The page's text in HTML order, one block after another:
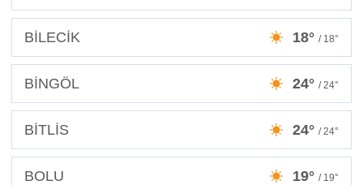
BİLECİK 18° / 18°
BİNGÖL 24° / 24°
BİTLİS 24° / 24°
BOLU 19° / 19°